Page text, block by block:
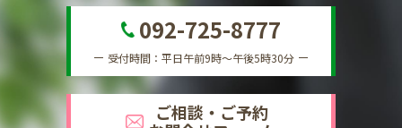
092-725-8777
受付時間：平日午前9時～午後5時30分
ご相談・ご予約